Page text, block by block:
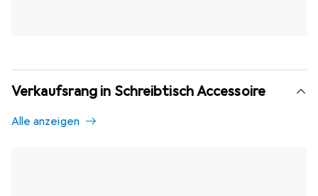
Verkaufsrang in Schreibtisch Accessoire
Alle anzeigen